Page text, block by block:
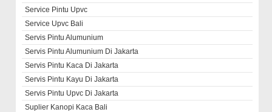
Service Pintu Upvc
Service Upvc Bali
Servis Pintu Alumunium
Servis Pintu Alumunium Di Jakarta
Servis Pintu Kaca Di Jakarta
Servis Pintu Kayu Di Jakarta
Servis Pintu Upvc Di Jakarta
Suplier Kanopi Kaca Bali